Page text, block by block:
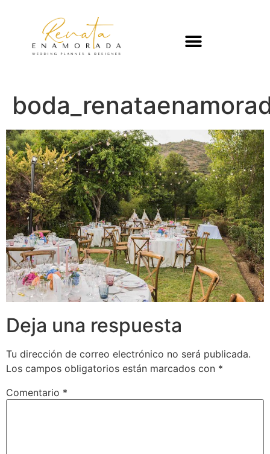
Deja una respuesta
Tu dirección de correo electrónico no será publicada.
Los campos obligatorios están marcados con *
Comentario *